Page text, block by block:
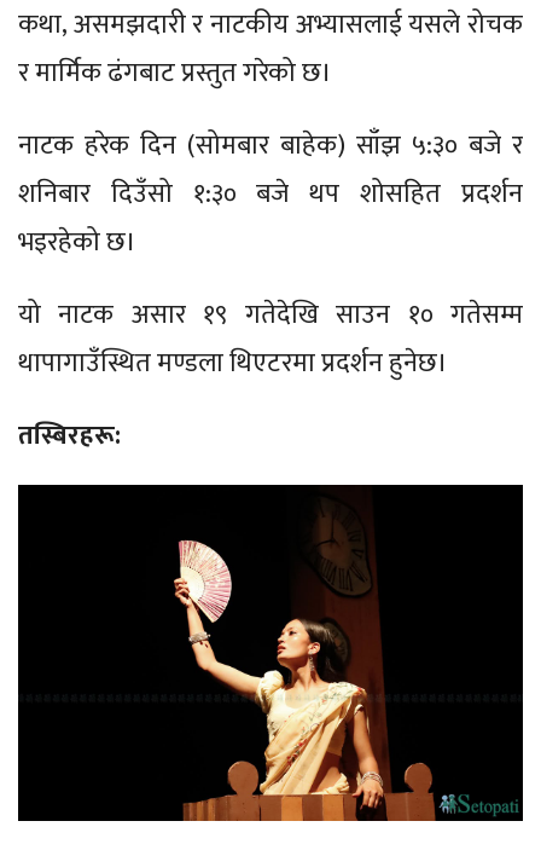
कथा, असमझदारी र नाटकीय अभ्यासलाई यसले रोचक
र मार्मिक ढंगबाट प्रस्तुत गरेको छ।
नाटक हरेक दिन (सोमबार बाहेक) साँझ ५:३० बजे र
शनिबार दिउँसो १:३० बजे थप शोसहित प्रदर्शन
भइरहेको छ।
यो नाटक असार १९ गतेदेखि साउन १० गतेसम्म
थापागाउँस्थित मण्डला थिएटरमा प्रदर्शन हुनेछ।
तस्बिरहरू: